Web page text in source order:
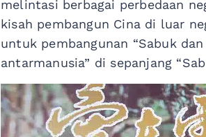
melintasi berbagai perbedaan
kisah pembangun Cina di luar
untuk pembangunan “Sabuk
antarmanusia” di sepanjang